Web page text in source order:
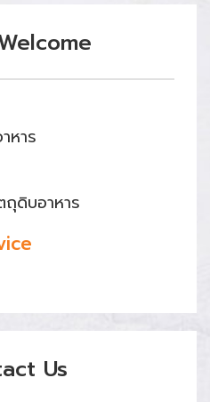
หาร
ดิบอาหาร
Us